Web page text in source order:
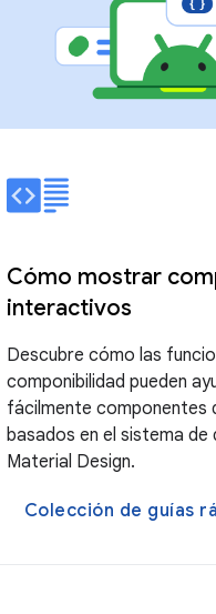
Cómo mostrar
interactivos
Descubre cómo las
componibilidad pueden
fácilmente componentes
basados en el sistema de
Material Design.
Colección de guías